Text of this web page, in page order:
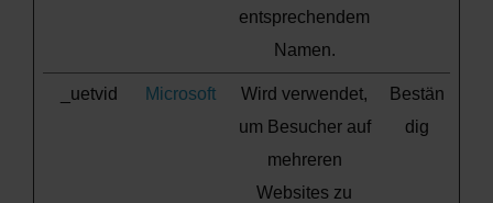
entsprechendem
Namen.
_uetvid Microsoft
Wird verwendet,
um Besucher auf
mehreren
Websites zu
Bestän
dig